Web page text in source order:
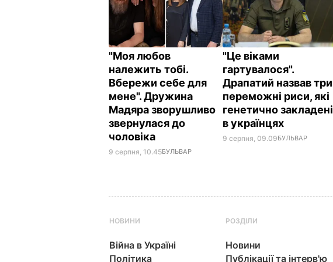
"Моя любов
належить тобі.
Вбережи себе для
мене". Дружина
Мадяра зворушливо
звернулася до
чоловіка
9 серпня, 10.45БУЛЬВАР
"Це віками
гартувалося".
Драпатий назвав три
переможні риси, які
генетично закладені
в українцях
9 серпня, 09.09БУЛЬВАР
НОВИНИ
Війна в Україні
Політика
РОЗДІЛИ
Новини
Публікації та інтерв'ю